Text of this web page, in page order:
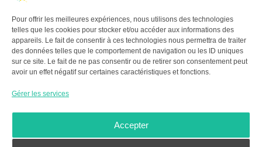
Pour offrir les meilleures expériences, nous utilisons des technologies
telles que les cookies pour stocker et/ou accéder aux informations des
appareils. Le fait de consentir à ces technologies nous permettra de traiter
des données telles que le comportement de navigation ou les ID uniques
sur ce site. Le fait de ne pas consentir ou de retirer son consentement peut
avoir un effet négatif sur certaines caractéristiques et fonctions.
Gérer les services
Accepter
2015 – PARIS
2017 – SENS / JOIGNY
2019 – CHÂTELLERAULT
2021 – LA ROCHELLE
2023 – MARTEL
2025 – POUILLY-LES-FEURS
À PROPOS DU GR.GA
LeGroupe de Recherche en Graffitologie Ancienne,